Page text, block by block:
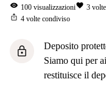
visibility 100 visualizzazionifavorite 3
ios_share 4 volte condiviso
lock
Deposito
Siamo qui per
restituisce il